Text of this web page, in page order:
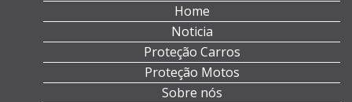
Home
Noticia
Proteção Carros
Proteção Motos
Sobre nós